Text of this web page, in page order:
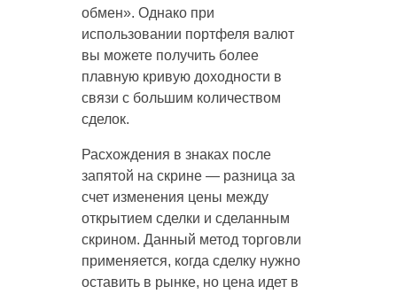
обмен». Однако при
использовании портфеля валют
вы можете получить более
плавную кривую доходности в
связи с большим количеством
сделок.
Расхождения в знаках после
запятой на скрине — разница за
счет изменения цены между
открытием сделки и сделанным
скрином. Данный метод торговли
применяется, когда сделку нужно
оставить в рынке, но цена идет в